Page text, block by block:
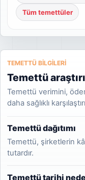
Tüm temettüler
TEMETTÜ BILGILERI
Temettü
Temettü verimini,
daha sağlıklı
Temettü dağıtımı
Temettü, şirketlerin
tutardır.
Temettü tarihi